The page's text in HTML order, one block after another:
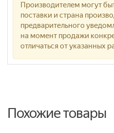
Производителем могут
поставки и страна
предварительного
на момент продажи
отличаться от указанных
Похожие товары